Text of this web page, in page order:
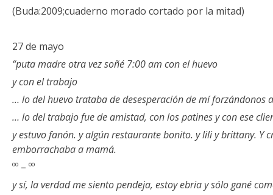
(Buda:2009;cuaderno morado cortado por la mitad)
27 de mayo
“puta madre otra vez soñé 7:00 am con el huevo
y con el trabajo
… lo del huevo trataba de desesperación de mí forzándonos
… lo del trabajo fue de amistad, con los patines y con ese
y estuvo fanón. y algún restaurante bonito. y lili y brittany. Y
emborrachaba a mamá.
ºº – ºº
y sí, la verdad me siento pendeja, estoy ebria y sólo gané